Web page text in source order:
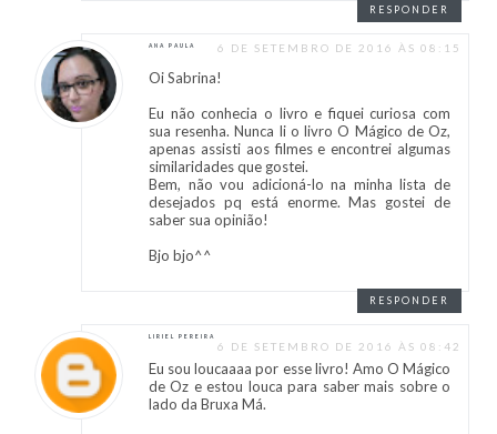
RESPONDER
ANA PAULA 6 DE SETEMBRO DE 2016 ÀS 08:15
Oi Sabrina!
Eu não conhecia o livro e fiquei curiosa com
sua resenha. Nunca li o livro O Mágico de Oz,
apenas assisti aos filmes e encontrei algumas
similaridades que gostei.
Bem, não vou adicioná-lo na minha lista de
desejados pq está enorme. Mas gostei de
saber sua opinião!
Bjo bjo^^
RESPONDER
LIRIEL PEREIRA
6 DE SETEMBRO DE 2016 ÀS 08:42
Eu sou loucaaaa por esse livro! Amo O Mágico
de Oz e estou louca para saber mais sobre o
lado da Bruxa Má.